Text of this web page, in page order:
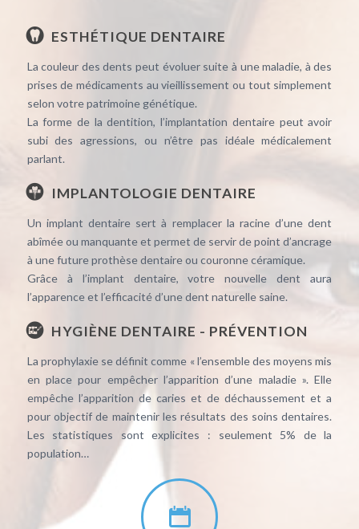
ESTHÉTIQUE DENTAIRE
La couleur des dents peut évoluer suite à une maladie, à des
prises de médicaments au vieillissement ou tout simplement
selon votre patrimoine génétique.
La forme de la dentition, l’implantation dentaire peut avoir
subi des agressions, ou n’être pas idéale médicalement
parlant.
IMPLANTOLOGIE DENTAIRE
Un implant dentaire sert à remplacer la racine d’une dent
abîmée ou manquante et permet de servir de point d’ancrage
à une future prothèse dentaire ou couronne céramique.
Grâce à l’implant dentaire, votre nouvelle dent aura
l’apparence et l’efficacité d’une dent naturelle saine.
HYGIÈNE DENTAIRE - PRÉVENTION
La prophylaxie se définit comme « l’ensemble des moyens mis
en place pour empêcher l’apparition d’une maladie ». Elle
empêche l’apparition de caries et de déchaussement et a
pour objectif de maintenir les résultats des soins dentaires.
Les statistiques sont explicites : seulement 5% de la
population…